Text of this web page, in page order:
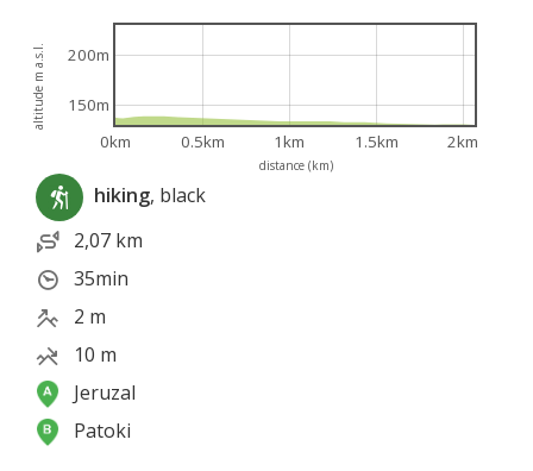
distance (km)
altitude m a.s.l.
0km 0.5km 1km 1.5km 2km
150m
200m
hiking, black
2,07 km
35min
2 m
10 m
Jeruzal
Patoki